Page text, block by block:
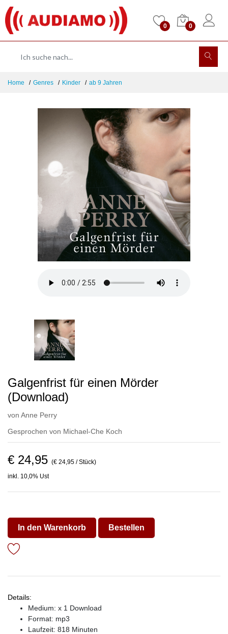
0 0
Home Genres Kinder ab 9 Jahren
Galgenfrist für einen Mörder
(Download)
von Anne Perry
Gesprochen von Michael-Che Koch
€ 24,95 (€ 24,95 / Stück)
inkl. 10,0% Ust
In den Warenkorb Bestellen
Details:
Medium: x 1 Download
Format: mp3
Laufzeit: 818 Minuten